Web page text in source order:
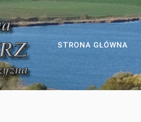
STRONA GŁÓWNA